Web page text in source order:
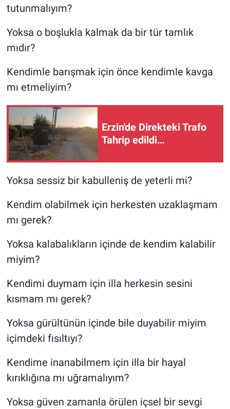
tutunmalıyım?
Yoksa o boşlukla kalmak da bir tür tamlık
mıdır?
Kendimle barışmak için önce kendimle kavga
mı etmeliyim?
Erzin'de Direkteki Trafo
Tahrip edildi…
Yoksa sessiz bir kabulleniş de yeterli mi?
Kendim olabilmek için herkesten uzaklaşmam
mı gerek?
Yoksa kalabalıkların içinde de kendim kalabilir
miyim?
Kendimi duymam için illa herkesin sesini
kısmam mı gerek?
Yoksa gürültünün içinde bile duyabilir miyim
içimdeki fısıltıyı?
Kendime inanabilmem için illa bir hayal
kırıklığına mı uğramalıyım?
Yoksa güven zamanla örülen içsel bir sevgi